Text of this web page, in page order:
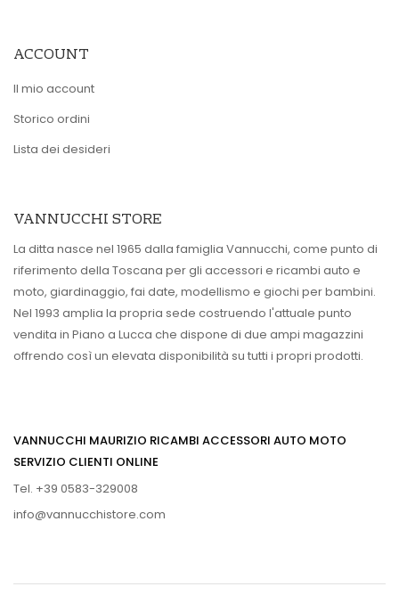
ACCOUNT
Il mio account
Storico ordini
Lista dei desideri
VANNUCCHI STORE
La ditta nasce nel 1965 dalla famiglia Vannucchi, come punto di
riferimento della Toscana per gli accessori e ricambi auto e
moto, giardinaggio, fai date, modellismo e giochi per bambini.
Nel 1993 amplia la propria sede costruendo l'attuale punto
vendita in Piano a Lucca che dispone di due ampi magazzini
offrendo così un elevata disponibilità su tutti i propri prodotti.
VANNUCCHI MAURIZIO RICAMBI ACCESSORI AUTO MOTO
SERVIZIO CLIENTI ONLINE
Tel. +39 0583-329008
info@vannucchistore.com